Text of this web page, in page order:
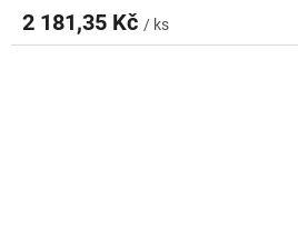
2 181,35 Kč / ks